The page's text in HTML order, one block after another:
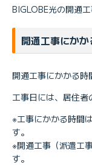
BIGLOBE光の開通
開通工事にかか
開通工事にかかる時
工事日には、居住者
※工事にかかる時間
す。
※開通工事（派遣工
す。